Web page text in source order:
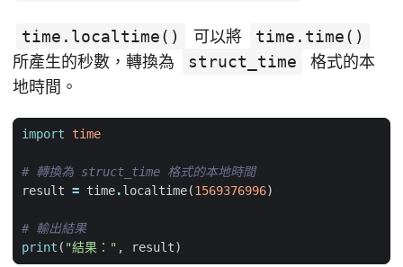
time.localtime() 可以將
time.time()
所產生的秒數，轉換為
struct_time
格式的本
地時間。
import time
# 轉換為 struct_time 格式的本地時間
result = time.localtime(1569376996)
# 輸出結果
print ( "結果：" , result)